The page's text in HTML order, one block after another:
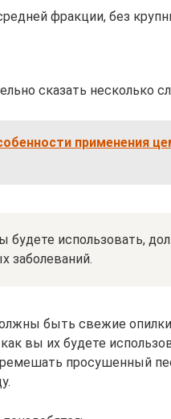
фракции, без
сказать несколько
применения
будете использовать,
заболеваний.
быть свежие
вы их будете
просушенный